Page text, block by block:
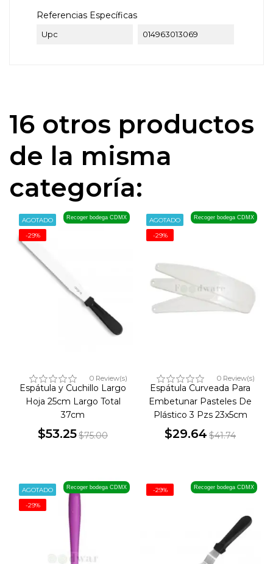
Referencias Específicas
Upc 014963013069
16 otros productos
de la misma
categoría:
Recoger bodega CDMX
0 Review(s)
Espátula y Cuchillo Largo
Hoja 25cm Largo Total
37cm
$53.25$75.00
AGOTADO
-29%
Recoger bodega CDMX
0 Review(s)
Espátula Curveada Para
Embetunar Pasteles De
Plástico 3 Pzs 23x5cm
$29.64 $41.74
AGOTADO
-29%
Recoger bodega CDMX
AGOTADO
-29%
Recoger bodega CDMX
-29%